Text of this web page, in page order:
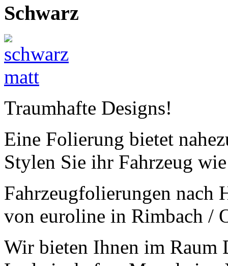
Schwarz
Traumhafte Designs!
Eine Folierung bietet
Stylen Sie ihr Fahrzeug
Fahrzeugfolierungen nach
von euroline in Rimbach /
Wir bieten Ihnen im Raum